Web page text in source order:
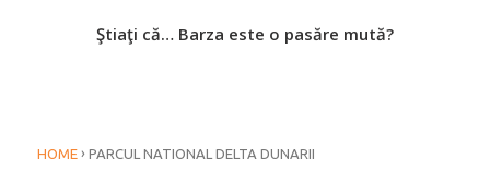
Ştiaţi că… Barza este o pasăre mută?
HOME › PARCUL NATIONAL DELTA DUNARII